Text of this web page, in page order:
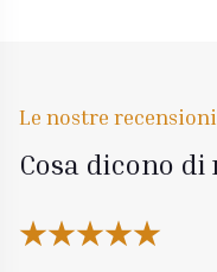
Le nostre recensioni
Cosa dicono